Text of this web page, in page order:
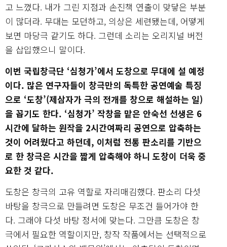
고 느꼈다. 내가 그린 지점과 손진책 연출이 맞닿은 부분
이 많더라. 무대는 모던하고, 의상은 세련됐는데, 어떻게
보면 마당극 같기도 하다. 그런데 소리는 오리지널 버전
을 삽입했으니 말이다.
이번 국립창극단 ‘심청가’에서 도창으로 무대에 설 예정
이다. 많은 연구자들이 창극만의 독특한 공연예술 특징
으로 ‘도창’(제삼자가 극의 전개를 창으로 해설하는 일)
을 꼽기도 한다. ‘심청가’ 작창을 맡은 안숙선 선생은 6
시간에 달하는 원작을 2시간여짜리 공연으로 압축하는
것이 어려웠다고 하던데, 이처럼 전통 판소리를 기반으
로 한 창극은 시간을 짧게 압축해야 하니 도창이 더욱 중
요한 것 같다.
도창은 창극의 고유 역할로 자리매김했다. 판소리 다섯
바탕을 창극으로 만들려면 도창은 무조건 들어가야 한
다. 그래야 다섯 바탕 정서에 맞는다. 그만큼 도창은 창
극에서 필요한 역할이지만, 창작 작품에서는 선택적으로